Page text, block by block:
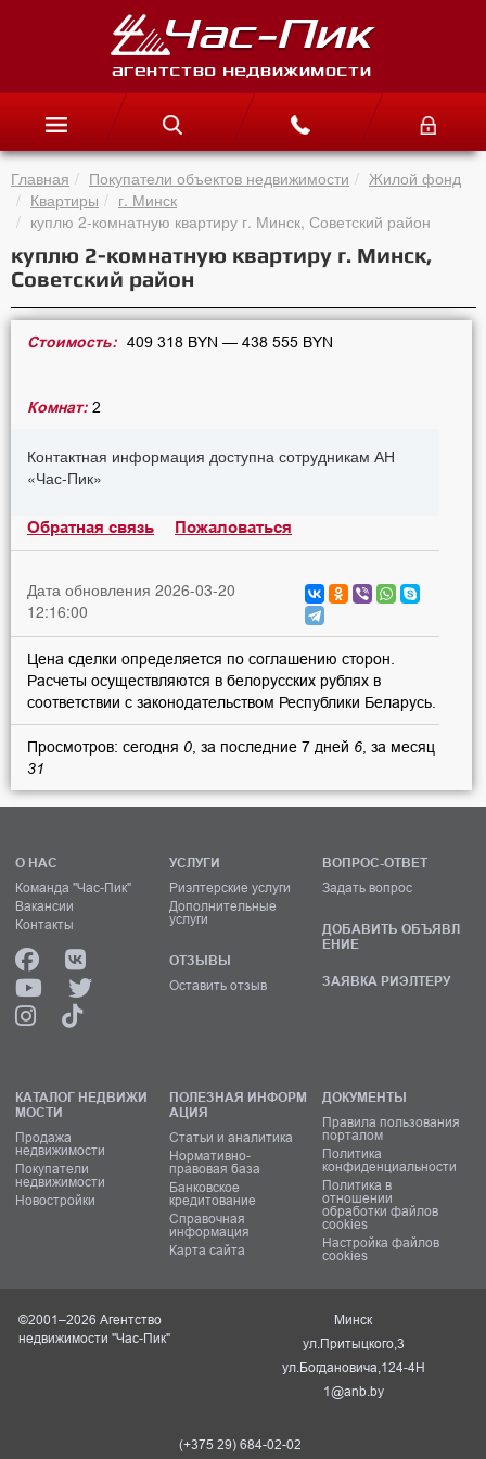
Главная Покупатели объектов недвижимости
Жилой фонд
Квартиры
г. Минск
куплю 2-комнатную квартиру г. Минск, Советский район
куплю 2-комнатную квартиру г. Минск,
Советский район
Стоимость: 409 318 BYN — 438 555 BYN
Комнат: 2
Контактная информация доступна сотрудникам АН
«Час-Пик»
Обратная связь Пожаловаться
Дата обновления 2026-03-20
12:16:00
Цена сделки определяется по соглашению сторон.
Расчеты осуществляются в белорусских рублях в
соответствии с законодательством Республики Беларусь.
Просмотров: сегодня 0 , за последние 7 дней 6 , за месяц
31
О НАС
Команда "Час-Пик"
Вакансии
Контакты
УСЛУГИ
Риэлтерские услуги
Дополнительные
услуги
ОТЗЫВЫ
Оставить отзыв
ВОПРОС-ОТВЕТ
Задать вопрос
ДОБАВИТЬ ОБЪЯВЛ
ЕНИЕ
ЗАЯВКА РИЭЛТЕРУ
КАТАЛОГ НЕДВИЖИ
МОСТИ
Продажа
недвижимости
Покупатели
недвижимости
Новостройки
ПОЛЕЗНАЯ ИНФОРМ
АЦИЯ
Статьи и аналитика
Нормативно-
правовая база
Банковское
кредитование
Справочная
информация
Карта сайта
ДОКУМЕНТЫ
Правила пользования
порталом
Политика
конфиденциальности
Политика в
отношении
обработки файлов
cookies
Настройка файлов
cookies
©2001–2026 Агентство
недвижимости "Час-Пик"
Минск
ул.Притыцкого,3
ул.Богдановича,124-4Н
1@anb.by
(+375 29) 684-02-02